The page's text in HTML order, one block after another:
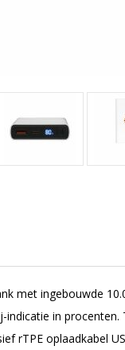
met ingebouwde
in procenten.
rTPE oplaadkabel